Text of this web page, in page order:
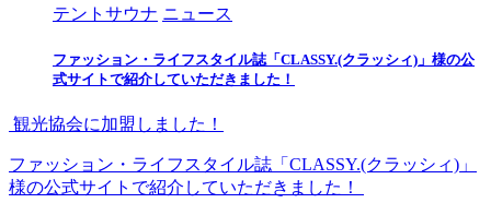
テントサウナ ニュース
ファッション・ライフスタイル誌「CLASSY.(クラッシィ)」様の公
式サイトで紹介していただきました！
観光協会に加盟しました！
ファッション・ライフスタイル誌「CLASSY.(クラッシィ)」
様の公式サイトで紹介していただきました！